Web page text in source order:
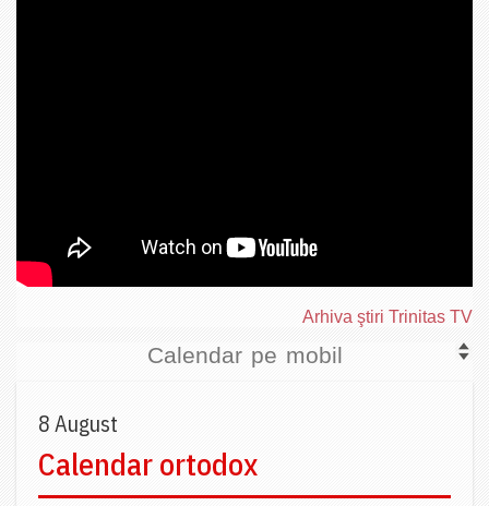
Arhiva ştiri Trinitas TV
Calendar pe mobil
8 August
Calendar ortodox